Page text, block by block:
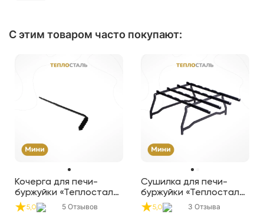
С этим товаром часто покупают:
Кочерга для печи-
буржуйки «Теплосталь
Мини»
5,0 5 Отзывов
Сушилка для печи-
буржуйки «Теплосталь
Мини»
5,0 3 Отзыва